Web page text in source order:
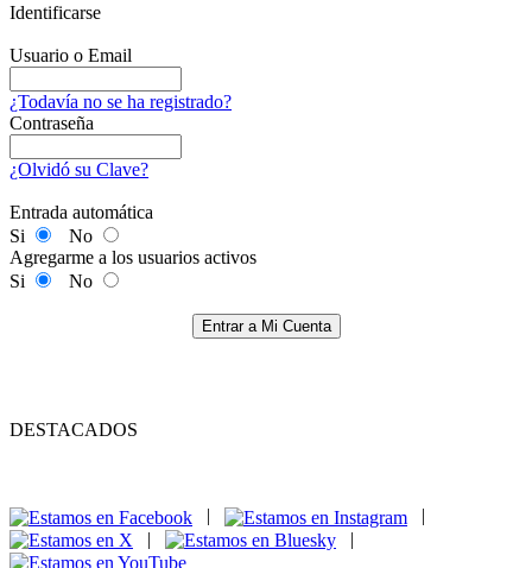
Identificarse
Usuario o Email
¿Todavía no se ha registrado?
Contraseña
¿Olvidó su Clave?
Entrada automática
Si
No
Agregarme a los usuarios activos
Si
No
Entrar a Mi Cuenta
DESTACADOS
|
|